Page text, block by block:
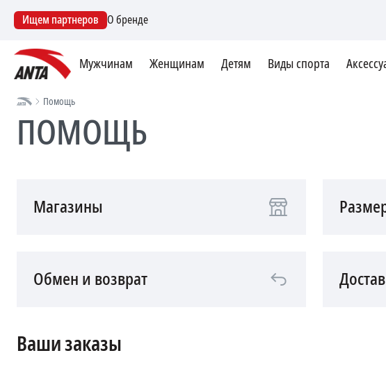
Ищем партнеров О бренде
Мужчинам Женщинам Детям Виды спорта
Помощь
ПОМОЩЬ
Магазины
Обмен и возврат
Ваши заказы